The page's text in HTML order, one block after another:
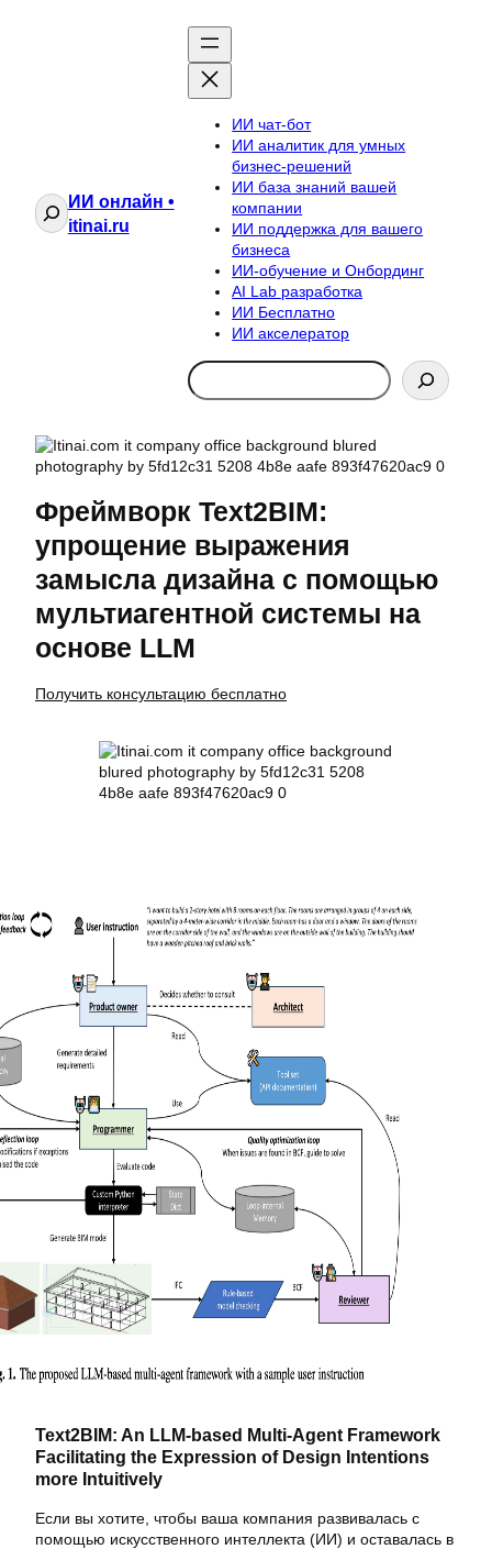
ПоискИИ онлайн •
itinai.ru
ИИ чат-бот
ИИ аналитик для умных
бизнес-решений
ИИ база знаний вашей
компании
ИИ поддержка для вашего
бизнеса
ИИ-обучение и Онбординг
AI Lab разработка
ИИ Бесплатно
ИИ акселератор
Search
Фреймворк Text2BIM:
упрощение выражения
замысла дизайна с помощью
мультиагентной системы на
основе LLM
Получить консультацию бесплатно
Text2BIM: An LLM-based Multi-Agent Framework
Facilitating the Expression of Design Intentions
more Intuitively
Если вы хотите, чтобы ваша компания развивалась с
помощью искусственного интеллекта (ИИ) и оставалась в